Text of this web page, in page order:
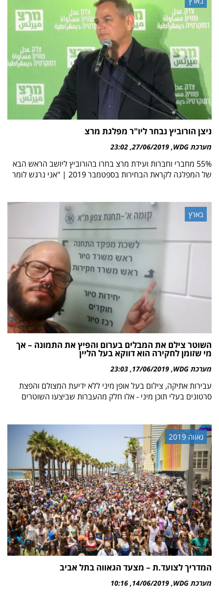
ניצן הורוביץ נבחר ליו"ר מפלגת מרצ
מערכת WDG 27/06/2019
23:02
55% מחברי וחברות ועידת מרצ בחרו בהורוביץ ליושב הראש הבא
של המפלגה לקראת הבחירות בספטמבר 2019 | "אני נרגש לומר
בארץ
השוטר צילם את המבלים בערום והפיץ את התמונה – אך
מי שזומן לחקירה הוא דווקא בעל הליין
מערכת WDG 17/06/2019
23:03
עבירות אתיקה, צילום בעל אופן מיני ללא ידיעת המצולם והפצת
סרטונים בעלי תוכן מיני - אלו חלק מהעברות שביצעו השוטרים
גאווה 2019
המדריך לצועד.ת – מצעד הגאווה בתל אביב
מערכת WDG 14/06/2019
10:16